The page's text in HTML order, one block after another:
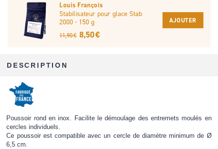
Louis François
Stabilisateur pour glace Stab
2000 - 150 g
11,90 € 8,50 €
AJOUTER
DESCRIPTION
Poussoir rond en inox. Facilite le démoulage des entremets moulés en
cercles individuels.
Ce poussoir est compatible avec un cercle de diamètre minimum de Ø
6,5 cm.